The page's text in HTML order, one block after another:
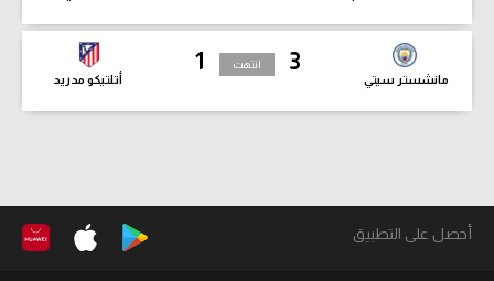
3
مانشستر سيتي
1
أتلتيكو مدريد
انتهت
أحصل على التطبيق